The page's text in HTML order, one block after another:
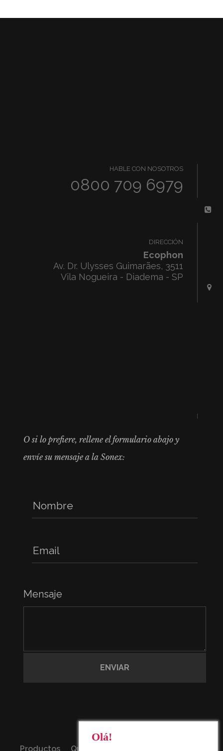
HABLE CON NOSOTROS
0800 709 6979
DIRECCIÓN
Ecophon
Av. Dr. Ulysses Guimarães, 3511
Vila Nogueira - Diadema - SP
O si lo prefiere, rellene el formulario abajo y
envíe su mensaje a la Sonex:
Mensaje
Productos Quienes somos
Olá!